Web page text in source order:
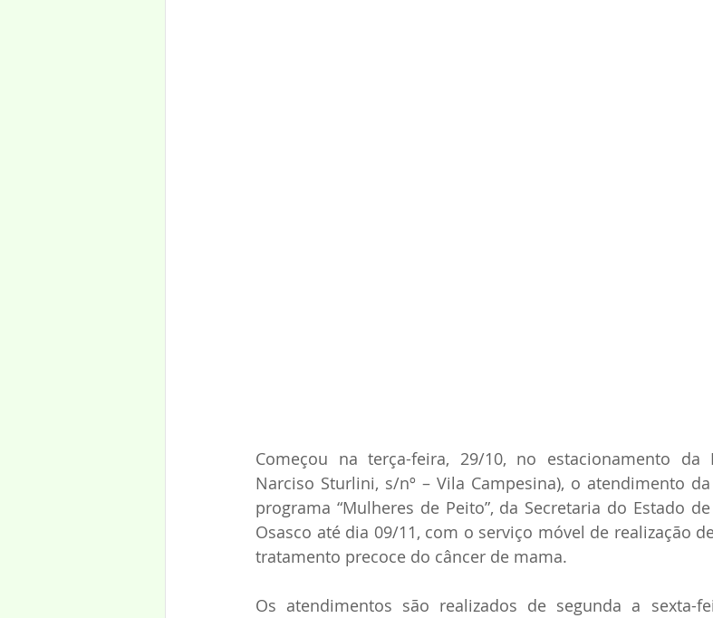
Começou na terça-feira, 29/10, no estacionamento da
Narciso Sturlini, s/nº – Vila Campesina), o atendimento
programa “Mulheres de Peito”, da Secretaria do Estado
Osasco até dia 09/11, com o serviço móvel de realização
tratamento precoce do câncer de mama.
Os atendimentos são realizados de segunda a sexta-